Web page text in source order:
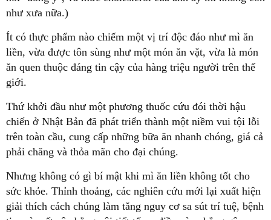
như xưa nữa.)
Ít có thực phẩm nào chiếm một vị trí độc đáo như mì ăn
liền, vừa được tôn sùng như một món ăn vặt, vừa là món
ăn quen thuộc đáng tin cậy của hàng triệu người trên thế
giới.
Thứ khởi đầu như một phương thuốc cứu đói thời hậu
chiến ở Nhật Bản đã phát triển thành một niềm vui tội lỗi
trên toàn cầu, cung cấp những bữa ăn nhanh chóng, giá cả
phải chăng và thỏa mãn cho đại chúng.
Nhưng không có gì bí mật khi mì ăn liền không tốt cho
sức khỏe. Thỉnh thoảng, các nghiên cứu mới lại xuất hiện
giải thích cách chúng làm tăng nguy cơ sa sút trí tuệ, bệnh